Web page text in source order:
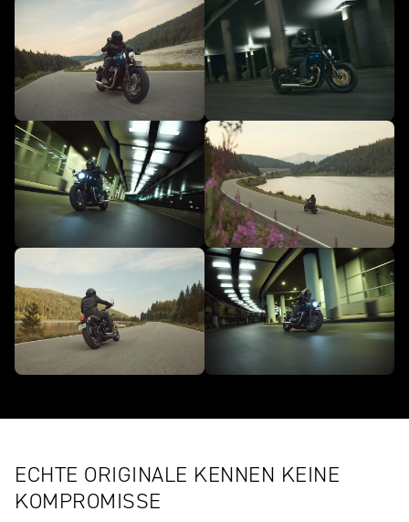
ECHTE ORIGINALE KENNEN KEINE
KOMPROMISSE